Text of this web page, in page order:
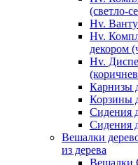
(светло-
Hv.
Hv.
декором
Hv.
Карнизы
Корзины
Сидения
Сидения
Вешалки
из дерева
Вешалки